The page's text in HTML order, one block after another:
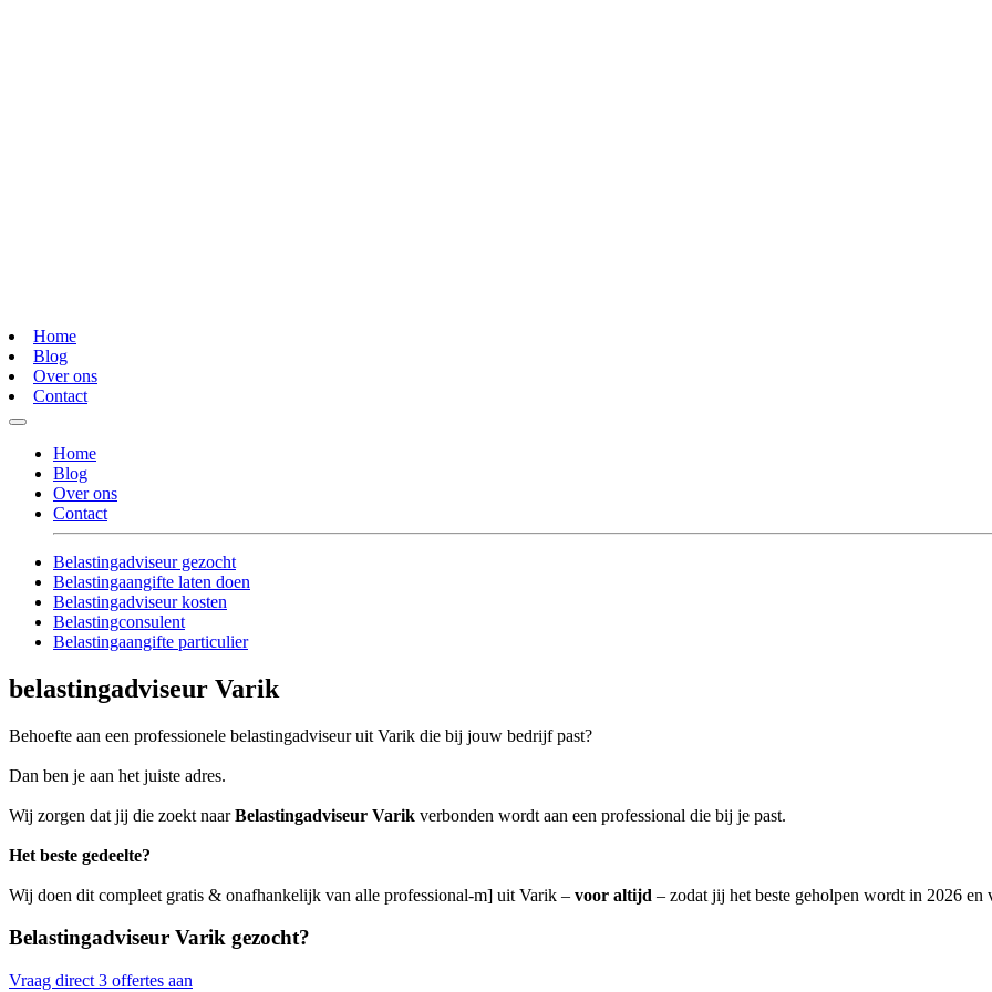
Home
Blog
Over ons
Contact
Home
Blog
Over ons
Contact
Belastingadviseur gezocht
Belastingaangifte laten doen
Belastingadviseur kosten
Belastingconsulent
Belastingaangifte particulier
belastingadviseur Varik
Behoefte aan een professionele belastingadviseur uit Varik die bij jouw bedrijf past?
Dan ben je aan het juiste adres.
Wij zorgen dat jij die zoekt naarBelastingadviseur Varik verbonden wordt aan een professional die bij je past.
Het beste gedeelte?
Wij doen dit compleet gratis & onafhankelijk van alle professional-m] uit Varik – voor altijd – zodat jij het beste geholpen wordt in 2026 en
Belastingadviseur Varik gezocht?
Vraag direct 3 offertes aan